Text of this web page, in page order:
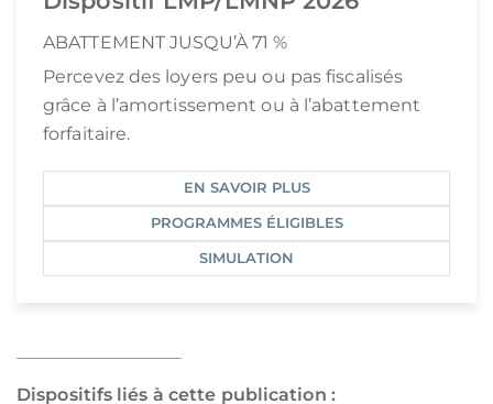
ABATTEMENT JUSQU’À 71 %
Percevez des loyers peu ou pas fiscalisés
grâce à l’amortissement ou à l’abattement
forfaitaire.
EN SAVOIR PLUS
PROGRAMMES ÉLIGIBLES
SIMULATION
Dispositifs liés à cette publication :